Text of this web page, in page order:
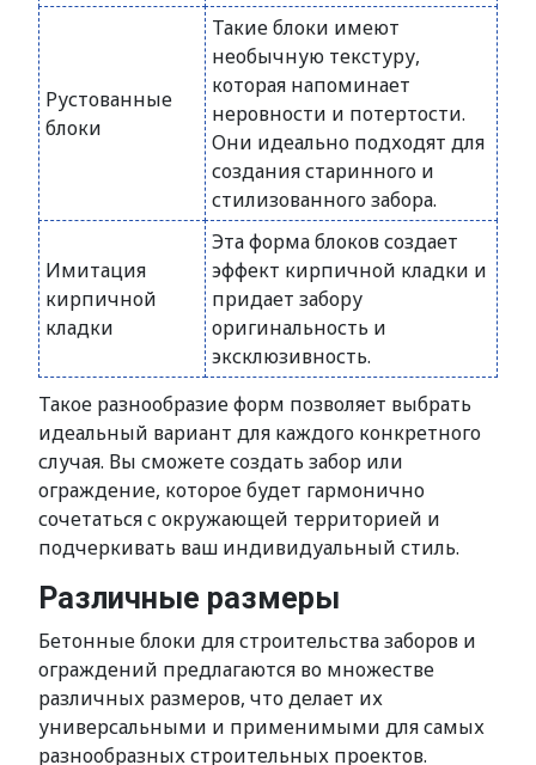
Рустованные
блоки
Такие блоки имеют
необычную текстуру,
которая напоминает
неровности и потертости.
Они идеально подходят для
создания старинного и
стилизованного забора.
Имитация
кирпичной
кладки
Эта форма блоков создает
эффект кирпичной кладки и
придает забору
оригинальность и
эксклюзивность.
Такое разнообразие форм позволяет выбрать
идеальный вариант для каждого конкретного
случая. Вы сможете создать забор или
ограждение, которое будет гармонично
сочетаться с окружающей территорией и
подчеркивать ваш индивидуальный стиль.
Различные размеры
Бетонные блоки для строительства заборов и
ограждений предлагаются во множестве
различных размеров, что делает их
универсальными и применимыми для самых
разнообразных строительных проектов.